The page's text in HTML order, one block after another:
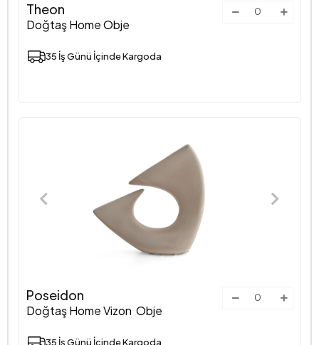
Theon
Doğtaş Home Obje
35 İş Günü İçinde Kargoda
Poseidon
Doğtaş Home Vizon Obje
35 İş Günü İçinde Kargoda